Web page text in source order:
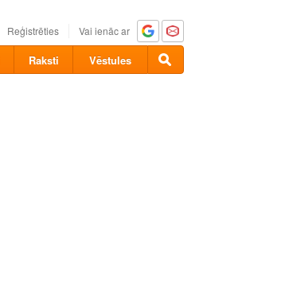
Reģistrēties Vai ienāc ar
Raksti Vēstules